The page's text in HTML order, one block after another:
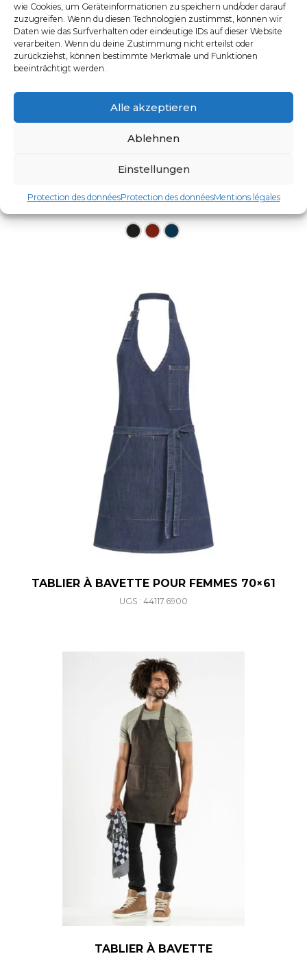
wie Cookies, um Geräteinformationen zu speichern und/oder darauf
zuzugreifen. Wenn du diesen Technologien zustimmst, können wir
Daten wie das Surfverhalten oder eindeutige IDs auf dieser Website
verarbeiten. Wenn du deine Zustimmung nicht erteilst oder
zurückziehst, können bestimmte Merkmale und Funktionen
beeinträchtigt werden.
Alle akzeptieren
Ablehnen
Einstellungen
Protection des donnéesProtection des donnéesMentions légales
UGS : LS11
Ce produit a plusieurs
TABLIER À BAVETTE POUR FEMMES 70×61
UGS : 44117.6900
TABLIER À BAVETTE